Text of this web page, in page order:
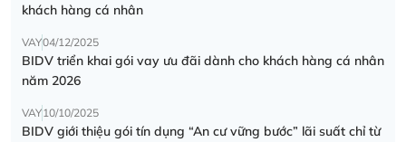
khách hàng cá nhân
VAY04/12/2025
BIDV triển khai gói vay ưu đãi dành cho khách hàng cá nhân
năm 2026
VAY10/10/2025
BIDV giới thiệu gói tín dụng “An cư vững bước” lãi suất chỉ từ